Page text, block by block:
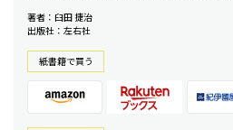
著者：臼田 捷治
出版社：左右社
紙書籍で買う